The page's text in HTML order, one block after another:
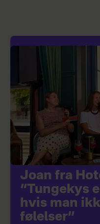
Joan fra
“Tungekys
hvis man
følelser”